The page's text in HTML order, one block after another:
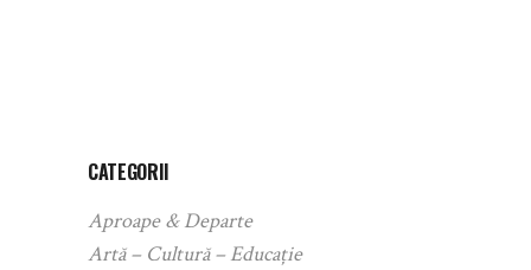
CATEGORII
Aproape & Departe
Artă – Cultură – Educație